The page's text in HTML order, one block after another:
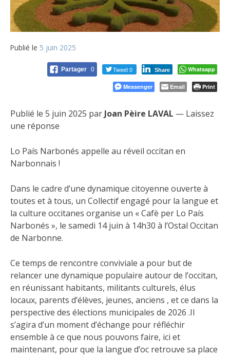
Publié le 5 juin 2025
Partager 0 Tweet 0 Share Whatsapp
Messenger Email Print
Publié le 5 juin 2025 par Joan Pèire LAVAL — Laissez
une réponse
Lo País Narbonés appelle au réveil occitan en
Narbonnais !
Dans le cadre d’une dynamique citoyenne ouverte à
toutes et à tous, un Collectif engagé pour la langue et
la culture occitanes organise un « Cafè per Lo País
Narbonés », le samedi 14 juin à 14h30 à l’Ostal Occitan
de Narbonne.
Ce temps de rencontre conviviale a pour but de
relancer une dynamique populaire autour de l’occitan,
en réunissant habitants, militants culturels, élus
locaux, parents d’élèves, jeunes, anciens , et ce dans la
perspective des élections municipales de 2026 .Il
s’agira d’un moment d’échange pour réfléchir
ensemble à ce que nous pouvons faire, ici et
maintenant, pour que la langue d’oc retrouve sa place